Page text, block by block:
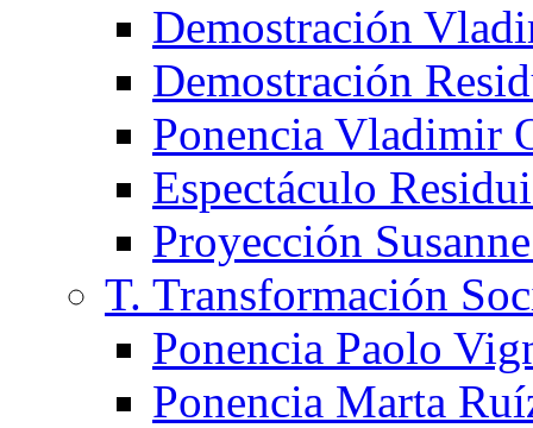
Demostración
Demostración
Ponencia Vladimir
Espectáculo
Proyección
T. Transformación
Ponencia Paolo
Ponencia Marta